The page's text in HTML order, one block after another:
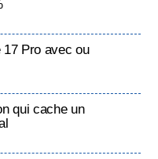
Pro avec ou
qui cache un